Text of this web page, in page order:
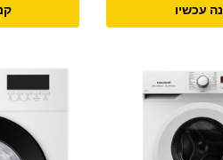
עכשיו